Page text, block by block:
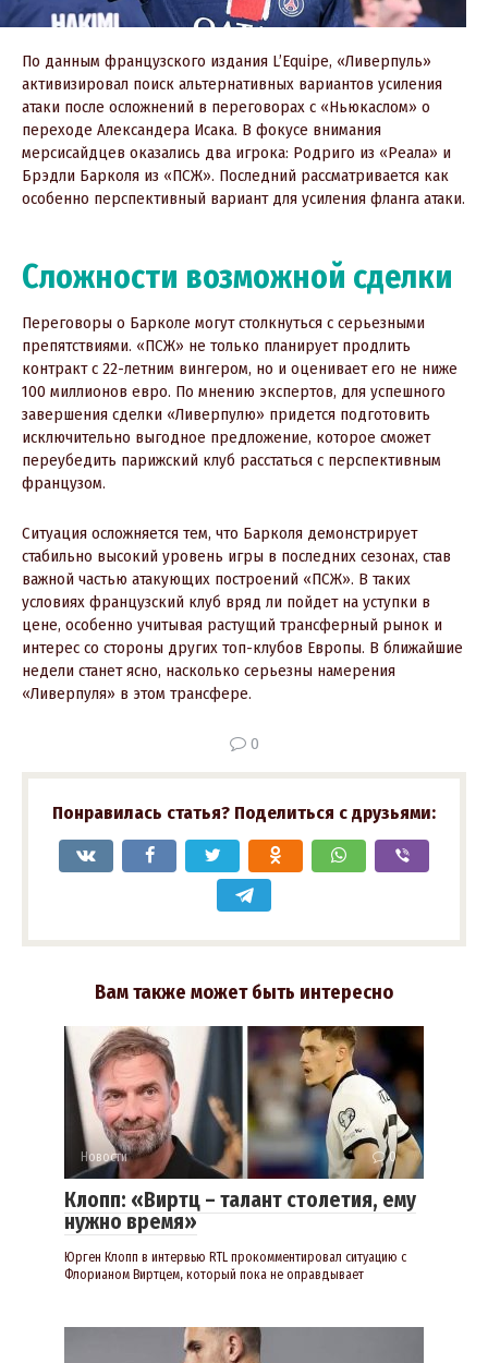
По данным французского издания L’Equipe, «Ливерпуль»
активизировал поиск альтернативных вариантов усиления
атаки после осложнений в переговорах с «Ньюкаслом» о
переходе Александера Исака. В фокусе внимания
мерсисайдцев оказались два игрока: Родриго из «Реала» и
Брэдли Барколя из «ПСЖ». Последний рассматривается как
особенно перспективный вариант для усиления фланга атаки.
Сложности возможной сделки
Переговоры о Барколе могут столкнуться с серьезными
препятствиями. «ПСЖ» не только планирует продлить
контракт с 22-летним вингером, но и оценивает его не ниже
100 миллионов евро. По мнению экспертов, для успешного
завершения сделки «Ливерпулю» придется подготовить
исключительно выгодное предложение, которое сможет
переубедить парижский клуб расстаться с перспективным
французом.
Ситуация осложняется тем, что Барколя демонстрирует
стабильно высокий уровень игры в последних сезонах, став
важной частью атакующих построений «ПСЖ». В таких
условиях французский клуб вряд ли пойдет на уступки в
цене, особенно учитывая растущий трансферный рынок и
интерес со стороны других топ-клубов Европы. В ближайшие
недели станет ясно, насколько серьезны намерения
«Ливерпуля» в этом трансфере.
0
Понравилась статья? Поделиться с друзьями:
Вам также может быть интересно
Новости 0
Клопп: «Виртц – талант столетия, ему
нужно время»
Юрген Клопп в интервью RTL прокомментировал ситуацию с
Флорианом Виртцем, который пока не оправдывает